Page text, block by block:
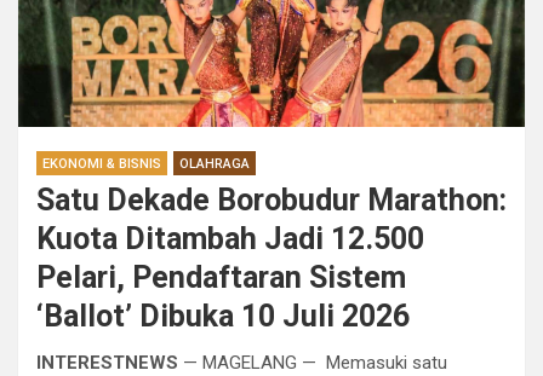
EKONOMI & BISNIS OLAHRAGA
Satu Dekade Borobudur Marathon:
Kuota Ditambah Jadi 12.500
Pelari, Pendaftaran Sistem
‘Ballot’ Dibuka 10 Juli 2026
INTERESTNEWS — MAGELANG — Memasuki satu